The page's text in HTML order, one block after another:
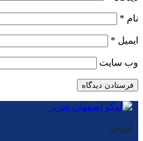
نام *
ایمیل *
وب‌ سایت
آدرس: